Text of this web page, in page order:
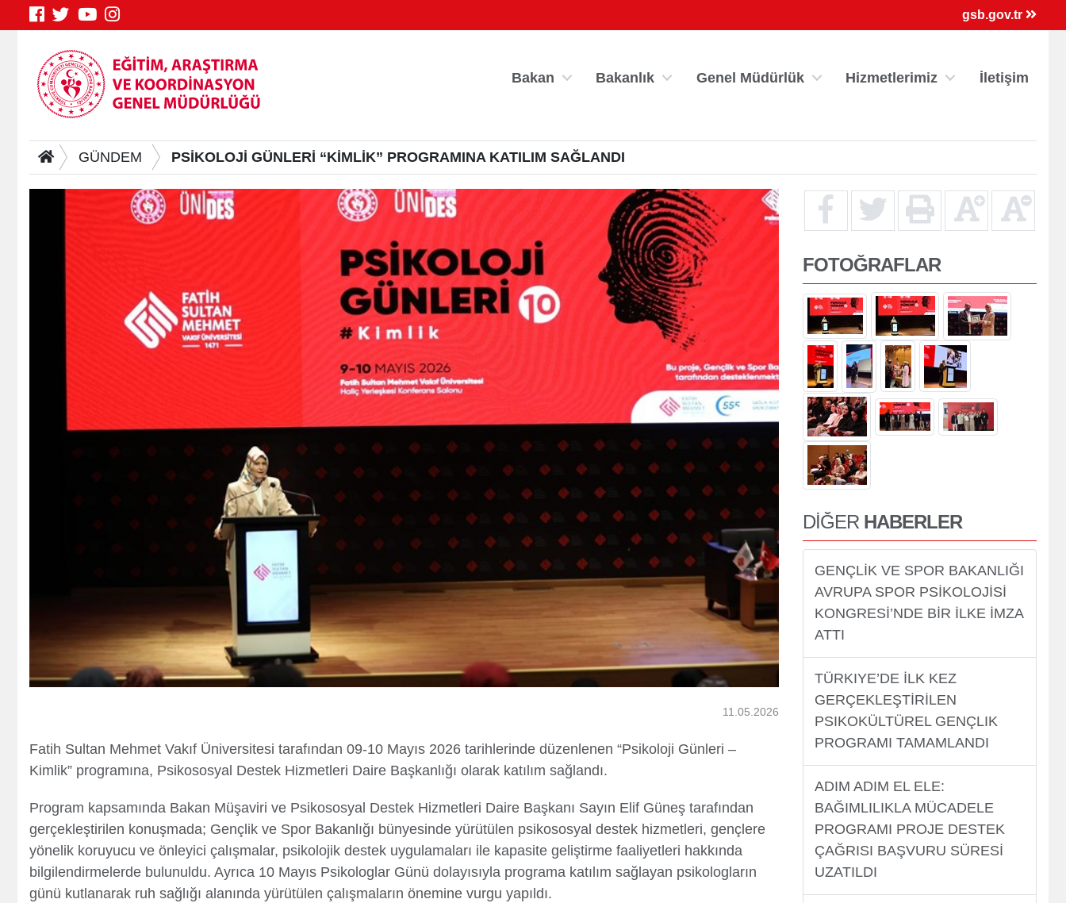
gsb.gov.tr
Bakan Bakanlık Genel Müdürlük Hizmetlerimiz İletişim
GÜNDEM PSİKOLOJİ GÜNLERİ “KİMLİK” PROGRAMINA KATILIM SAĞLANDI
11.05.2026
Fatih Sultan Mehmet Vakıf Üniversitesi tarafından 09-10 Mayıs 2026 tarihlerinde düzenlenen “Psikoloji Günleri –
Kimlik” programına, Psikososyal Destek Hizmetleri Daire Başkanlığı olarak katılım sağlandı.
Program kapsamında Bakan Müşaviri ve Psikososyal Destek Hizmetleri Daire Başkanı Sayın Elif Güneş tarafından
gerçekleştirilen konuşmada; Gençlik ve Spor Bakanlığı bünyesinde yürütülen psikososyal destek hizmetleri, gençlere
yönelik koruyucu ve önleyici çalışmalar, psikolojik destek uygulamaları ile kapasite geliştirme faaliyetleri hakkında
bilgilendirmelerde bulunuldu. Ayrıca 10 Mayıs Psikologlar Günü dolayısıyla programa katılım sağlayan psikologların
günü kutlanarak ruh sağlığı alanında yürütülen çalışmaların önemine vurgu yapıldı.
FOTOĞRAFLAR
DİĞER HABERLER
GENÇLİK VE SPOR BAKANLIĞI
AVRUPA SPOR PSİKOLOJİSİ
KONGRESİ’NDE BİR İLKE İMZA
ATTI
TÜRKIYE’DE İLK KEZ
GERÇEKLEŞTİRİLEN
PSIKOKÜLTÜREL GENÇLIK
PROGRAMI TAMAMLANDI
ADIM ADIM EL ELE:
BAĞIMLILIKLA MÜCADELE
PROGRAMI PROJE DESTEK
ÇAĞRISI BAŞVURU SÜRESİ
UZATILDI
×
Spor Bilgi Sistemi Kredi/Yurt İşlemleri Kredi/Yurt E-Ödeme
Kredi/Bursum Yattı mı? Yurtdışı Öğrenciler